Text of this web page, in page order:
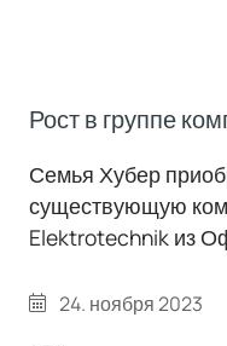
Рост в группе
Семья Хубер
существующую
Elektrotechnik из
важных будущих
24. ноября 2023